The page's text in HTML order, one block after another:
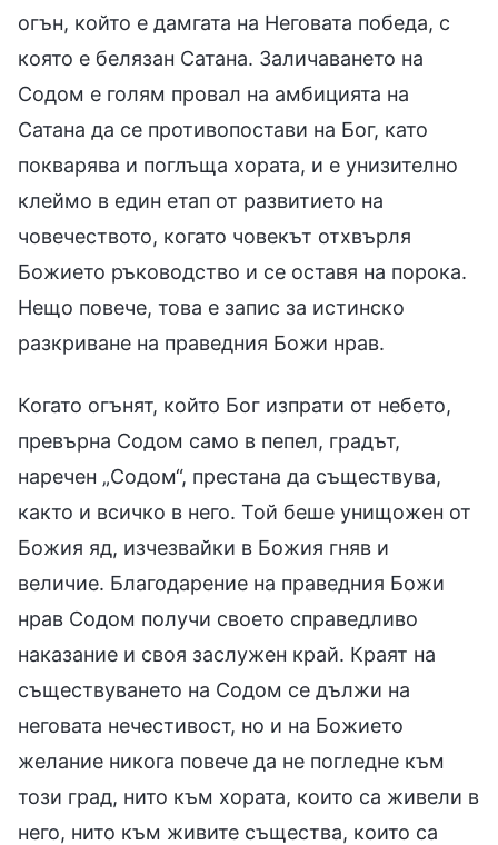
огън, който е дамгата на Неговата победа, с
която е белязан Сатана. Заличаването на
Содом е голям провал на амбицията на
Сатана да се противопостави на Бог, като
покварява и поглъща хората, и е унизително
клеймо в един етап от развитието на
човечеството, когато човекът отхвърля
Божието ръководство и се оставя на порока.
Нещо повече, това е запис за истинско
разкриване на праведния Божи нрав.
Когато огънят, който Бог изпрати от небето,
превърна Содом само в пепел, градът,
наречен „Содом“, престана да съществува,
както и всичко в него. Той беше унищожен от
Божия яд, изчезвайки в Божия гняв и
величие. Благодарение на праведния Божи
нрав Содом получи своето справедливо
наказание и своя заслужен край. Краят на
съществуването на Содом се дължи на
неговата нечестивост, но и на Божието
желание никога повече да не погледне към
този град, нито към хората, които са живели в
него, нито към живите същества, които са